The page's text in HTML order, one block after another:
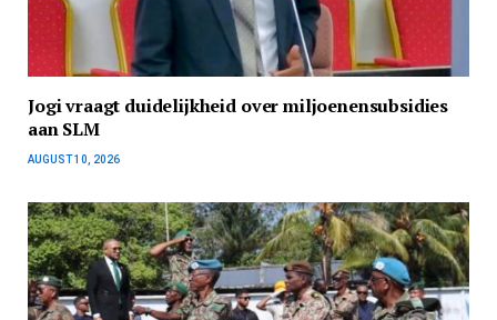
Jogi vraagt duidelijkheid over miljoenensubsidies
aan SLM
AUGUST 10, 2026